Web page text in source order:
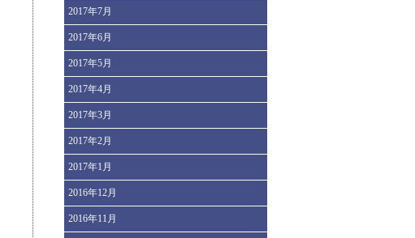
2017年7月
2017年6月
2017年5月
2017年4月
2017年3月
2017年2月
2017年1月
2016年12月
2016年11月